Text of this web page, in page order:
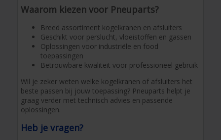
Waarom kiezen voor Pneuparts?
Breed assortiment kogelkranen en afsluiters
Geschikt voor perslucht, vloeistoffen en gassen
Oplossingen voor industriële en food
toepassingen
Betrouwbare kwaliteit voor professioneel gebruik
Wil je zeker weten welke kogelkranen of afsluiters het
beste passen bij jouw toepassing? Pneuparts helpt je
graag verder met technisch advies en passende
oplossingen.
Heb je vragen?